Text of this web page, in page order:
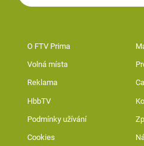
O FTV Prima
Volná místa
Reklama
HbbTV
Podmínky užívání
Cookies